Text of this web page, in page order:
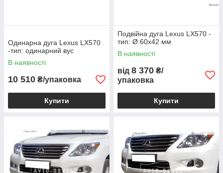
Одинарна дуга Lexus LX570
-тип: одинарний вус
В наявності
10 510 ₴/упаковка
Купити
Подвійна дуга Lexus LX570 -
тип: Ø:60х42 мм
В наявності
від 8 370 ₴/
упаковка
Купити